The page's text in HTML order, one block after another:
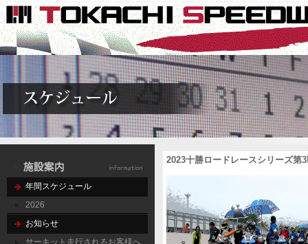
年間スケジュール
2026
お知らせ
サーキット走行されるお客様へ
2023十勝ロードレースシリーズ